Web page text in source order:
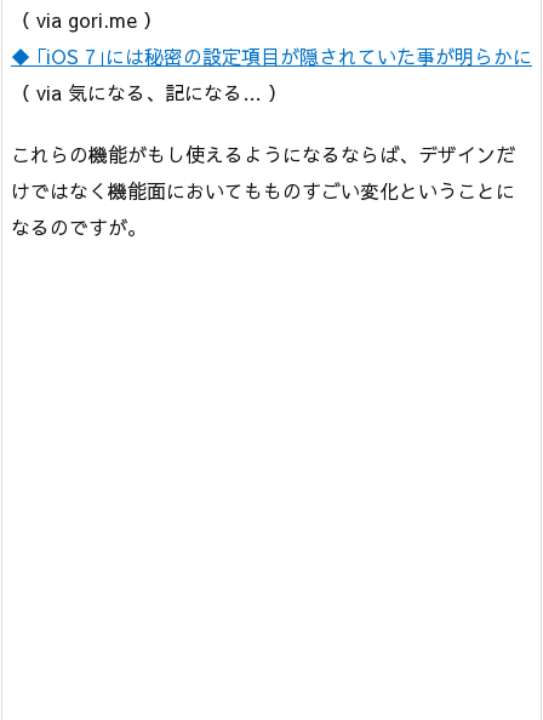
（ via gori.me ）
◆ ｢iOS 7｣には秘密の設定項目が隠されていた事が明らかに
（ via 気になる、記になる… ）
これらの機能がもし使えるようになるならば、デザインだ
けではなく機能面においてもものすごい変化ということに
なるのですが。